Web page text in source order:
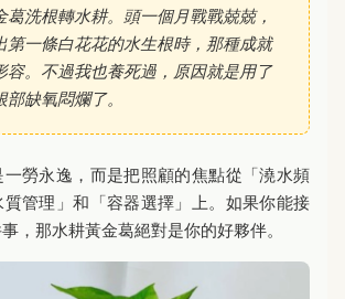
葛洗根轉水耕。頭一個月戰戰兢兢，
第一條白花花的水生根時，那種成就
容。不過我也養死過，原因就是用了
缺氧悶爛了。
勞永逸，而是把照顧的焦點從「澆水頻
管理」和「容器選擇」上。如果你能接
，那水耕黃金葛絕對是你的好夥伴。